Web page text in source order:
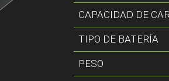
CAPACIDAD DE
TIPO DE BATERÍA
PESO